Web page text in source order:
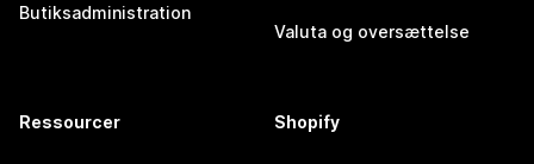
Butiksadministration
Valuta og oversættelse
Ressourcer Shopify